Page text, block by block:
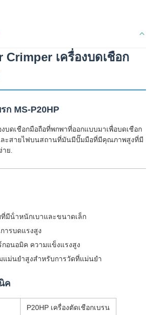
Crimper เครื่องบดเชือก
ก MS-P20HP
งบดเชือกมือถือที่พกพาที่ออกแบบมาเพื่อบดเชือก
ะสายไฟบนสถานที่มันมีปั๊มมือที่มีคุณภาพสูงที่มี
ย.
ที่มีน้ําหนักเบาและขนาดเล็ก
ารบดแรงสูง
กอนอมิค ความแข็งแรงสูง
แม่นยําสูงสําหรับการวัดที่แม่นยํา
ค
P20HP เครื่องตัดเชือกเบรน